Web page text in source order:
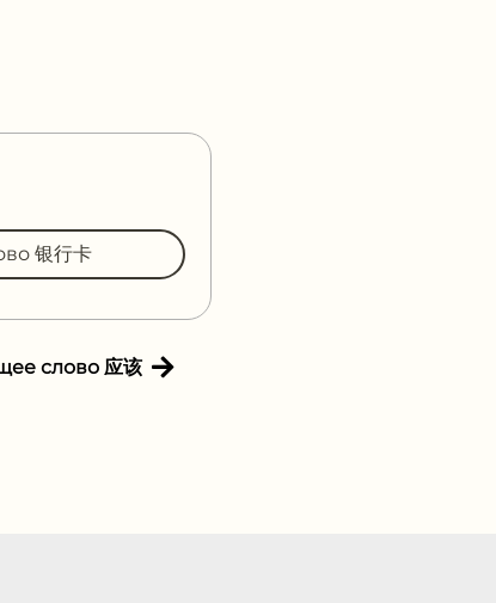
银行卡
слово 应该